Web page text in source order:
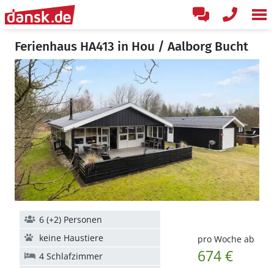
Ferienhaus HA413 in Hou / Aalborg Bucht
pro Woche ab
674 €
6 (+2) Personen
keine Haustiere
4 Schlafzimmer